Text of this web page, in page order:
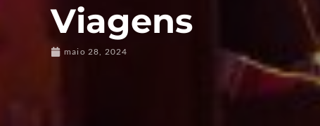
Viagens
maio 28, 2024